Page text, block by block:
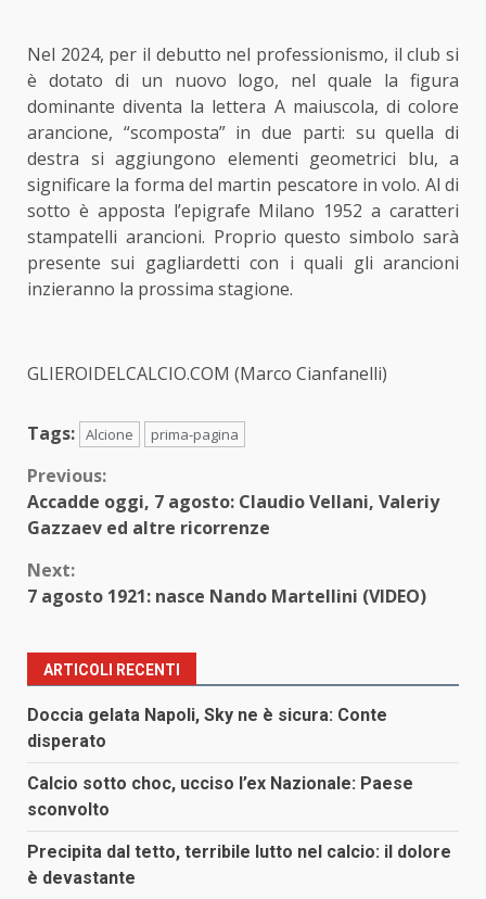
Nel 2024, per il debutto nel professionismo, il club si
è dotato di un nuovo logo, nel quale la figura
dominante diventa la lettera A maiuscola, di colore
arancione, “scomposta” in due parti: su quella di
destra si aggiungono elementi geometrici blu, a
significare la forma del martin pescatore in volo. Al di
sotto è apposta l’epigrafe Milano 1952 a caratteri
stampatelli arancioni. Proprio questo simbolo sarà
presente sui gagliardetti con i quali gli arancioni
inzieranno la prossima stagione.
GLIEROIDELCALCIO.COM (Marco Cianfanelli)
Tags: Alcione prima-pagina
Continue
Reading
Previous:
Accadde oggi, 7 agosto: Claudio Vellani, Valeriy
Gazzaev ed altre ricorrenze
Next:
7 agosto 1921: nasce Nando Martellini (VIDEO)
ARTICOLI RECENTI
Doccia gelata Napoli, Sky ne è sicura: Conte
disperato
Calcio sotto choc, ucciso l’ex Nazionale: Paese
sconvolto
Precipita dal tetto, terribile lutto nel calcio: il dolore
è devastante